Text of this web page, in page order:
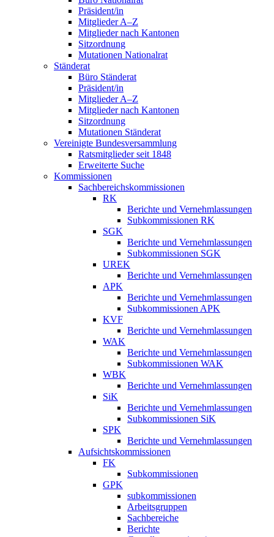
Präsident/in
Mitglieder A–Z
Mitglieder nach Kantonen
Sitzordnung
Mutationen Nationalrat
Ständerat
Büro Ständerat
Präsident/in
Mitglieder A–Z
Mitglieder nach Kantonen
Sitzordnung
Mutationen Ständerat
Vereinigte Bundesversammlung
Ratsmitglieder seit 1848
Erweiterte Suche
Kommissionen
Sachbereichskommissionen
RK
Berichte und Vernehmlassungen
Subkommissionen RK
SGK
Berichte und Vernehmlassungen
Subkommissionen SGK
UREK
Berichte und Vernehmlassungen
APK
Berichte und Vernehmlassungen
Subkommissionen APK
KVF
Berichte und Vernehmlassungen
WAK
Berichte und Vernehmlassungen
Subkommissionen WAK
WBK
Berichte und Vernehmlassungen
SiK
Berichte und Vernehmlassungen
Subkommissionen SiK
SPK
Berichte und Vernehmlassungen
Aufsichtskommissionen
FK
Subkommissionen
GPK
subkommissionen
Arbeitsgruppen
Sachbereiche
Berichte